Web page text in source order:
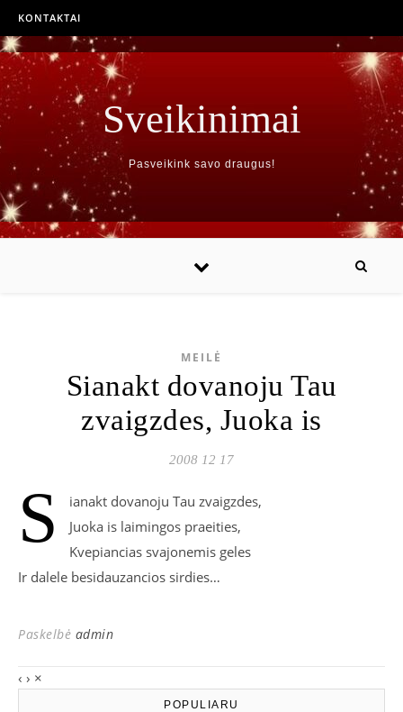
KONTAKTAI
Sveikinimai
Pasveikink savo draugus!
MEILĖ
Sianakt dovanoju Tau
zvaigzdes, Juoka is
2008 12 17
S
ianakt dovanoju Tau zvaigzdes,
Juoka is laimingos praeities,
Kvepiancias svajonemis geles
Ir dalele besidauzancios sirdies…
Paskelbė admin
‹ › ×
POPULIARU